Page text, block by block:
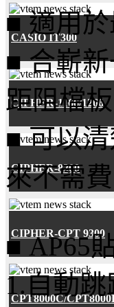
CASIO IT300
CIPHER-1166/1266
CIPHER-8200
CIPHER-CPT 9300
CPT8000C/
■ 適用
■ 合嶄
距阻檔板
■ 可以
來不需
■ AP65
1.自動